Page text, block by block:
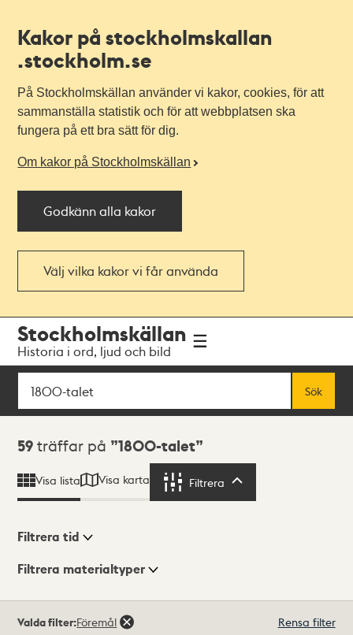
Kakor på stockholmskallan
.stockholm.se
På Stockholmskällan använder vi kakor, cookies, för att
sammanställa statistik och för att webbplatsen ska
fungera på ett bra sätt för dig.
Om kakor på Stockholmskällan
Godkänn alla kakor
Välj vilka kakor vi får använda
navigationen
huvudinnehållet
Stockholmskällan
Historia i ord, ljud och bild
Sök
Sök
Sökresultat
59 träffar på 1800-talet
Visa lista Visa karta Filtrera
Visningsläge
Filtrera tid
Filtrera materialtyper
träffar
Valda filter:Föremål Rensa filter